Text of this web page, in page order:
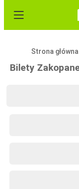
Strona główna
Bilety